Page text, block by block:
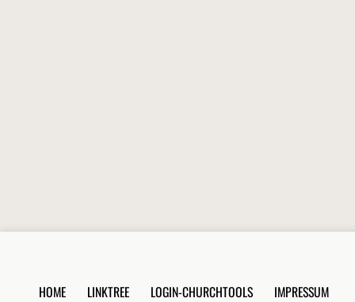
HOME LINKTREE LOGIN-CHURCHTOOLS
IMPRESSUM